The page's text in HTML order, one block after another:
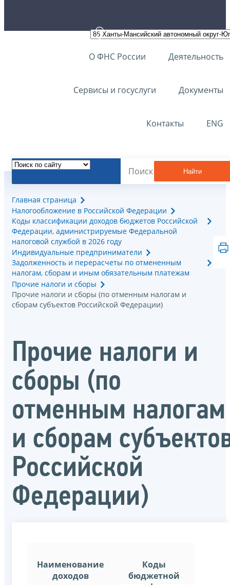
О ФНС России Деятельность
Сервисы и госуслуги Документы
Контакты ENG
Найти
Главная страница
Налогообложение в Российской Федерации
Коды классификации доходов бюджетов Российской
Федерации, администрируемые Федеральной
налоговой службой в 2026 году
Индивидуальные предприниматели
Задолженность и перерасчеты по отмененным
налогам, сборам и иным обязательным платежам
Прочие налоги и сборы
Прочие налоги и сборы (по отменным налогам и
сборам субъектов Российской Федерации)
Прочие налоги и
сборы (по
отменным налогам
и сборам
Российской
Федерации)
Наименование
доходов
Коды
бюджетной